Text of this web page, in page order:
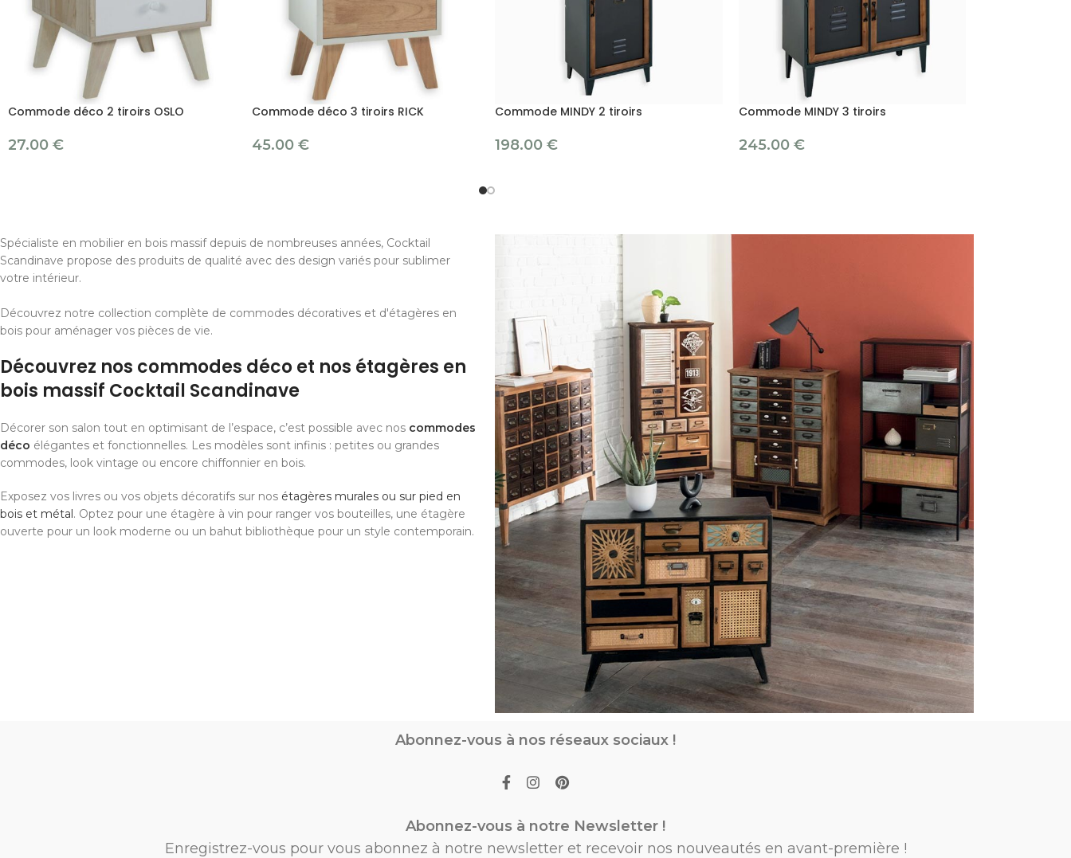
Commode déco 2 tiroirs OSLO
27.00 €
Commode déco 3 tiroirs RICK
45.00 €
Commode MINDY 2 tiroirs
198.00 €
Commode MINDY 3 tiroirs
245.00 €
Spécialiste en mobilier en bois massif depuis de nombreuses années, Cocktail
Scandinave propose des produits de qualité avec des design variés pour sublimer
votre intérieur.
Découvrez notre collection complète de commodes décoratives et d'étagères en
bois pour aménager vos pièces de vie.
Découvrez nos commodes déco et nos étagères en
bois massif Cocktail Scandinave
Décorer son salon tout en optimisant de l’espace, c’est possible avec nos commodes
déco élégantes et fonctionnelles. Les modèles sont infinis : petites ou grandes
commodes, look vintage ou encore chiffonnier en bois.
Exposez vos livres ou vos objets décoratifs sur nos étagères murales ou sur pied en
bois et métal. Optez pour une étagère à vin pour ranger vos bouteilles, une étagère
ouverte pour un look moderne ou un bahut bibliothèque pour un style contemporain.
Abonnez-vous à nos réseaux sociaux !
Abonnez-vous à notre Newsletter !
Enregistrez-vous pour vous abonnez à notre newsletter et recevoir nos nouveautés en avant-première !